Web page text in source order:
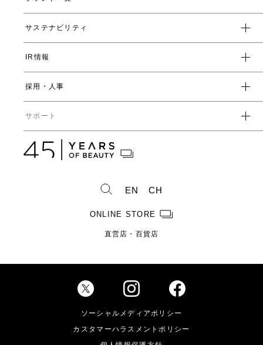
数字で見るヤーマン
受賞一覧
直営店・百貨店
ヤーマンの技術
開発ストーリー
サステナビリティ
環境
社会
IR情報
経営方針
コーポレートガバナンス
ディスクロージャーポリシー
IRライブラリ一覧
株式情報
株式概要
Investor Relations
採用・人事
人事からのメッセージ
数字で見るヤーマン
製品ができるまで
サポート
カタログ・取扱説明書
EN CH
ONLINE STORE
直営店・百貨店
ソーシャルメディアポリシー
カスタマーハラスメントポリシー